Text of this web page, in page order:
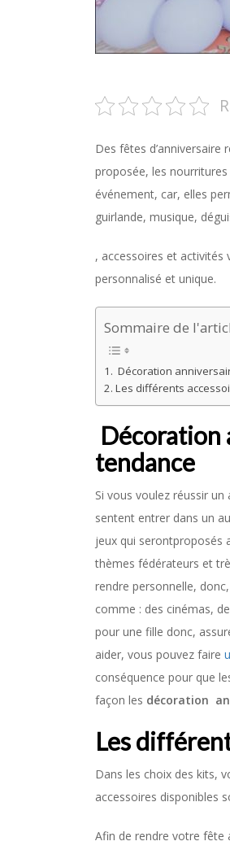
Des fêtes
proposée, les
événement, car, elles
guirlande, musique,
, accessoires et activités
personnalisé et unique.
Sommaire de
Décoration
Les différents
Décoration
tendance
Si vous voulez réussir
sentent entrer dans un
jeux qui serontproposés
thèmes fédérateurs et
rendre personnelle,
comme : des cinémas,
pour une fille donc,
aider, vous pouvez faire
conséquence pour que
façon les décoration
Les
Dans les choix des kits,
accessoires disponibles
Afin de rendre votre fête